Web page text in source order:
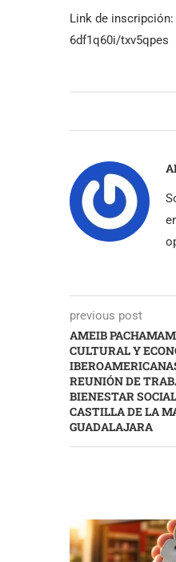
Link de
6df1q60i/txv5qpes
previous post
AMEIB
CULTURAL Y
REUNIÓN DE
BIENESTAR
CASTILLA DE LA
GUADALAJARA